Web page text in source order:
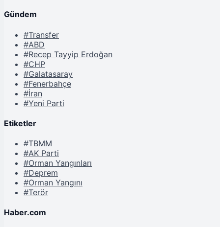
Gündem
#Transfer
#ABD
#Recep Tayyip Erdoğan
#CHP
#Galatasaray
#Fenerbahçe
#İran
#Yeni Parti
Etiketler
#TBMM
#AK Parti
#Orman Yangınları
#Deprem
#Orman Yangını
#Terör
Haber.com